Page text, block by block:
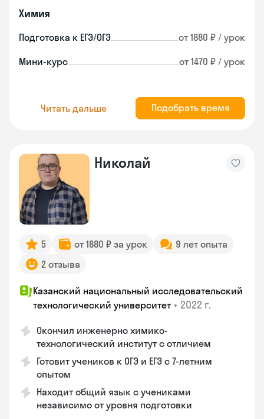
Химия
Подготовка к ЕГЭ/ОГЭ от 1880 ₽ / урок
Мини-курс от 1470 ₽ / урок
Читать дальше Подобрать время
Николай
5 от 1880 ₽ за урок
9 лет опыта
2 отзыва
Казанский национальный исследовательский
технологический университет • 2022 г.
Окончил инженерно химико-
технологический институт с отличием
Готовит учеников к ОГЭ и ЕГЭ с 7-летним
опытом
Находит общий язык с учениками
независимо от уровня подготовки